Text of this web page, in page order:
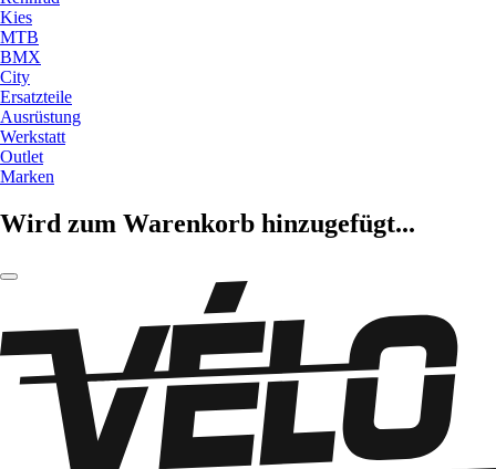
Kies
MTB
BMX
City
Ersatzteile
Ausrüstung
Werkstatt
Outlet
Marken
Wird zum Warenkorb hinzugefügt...